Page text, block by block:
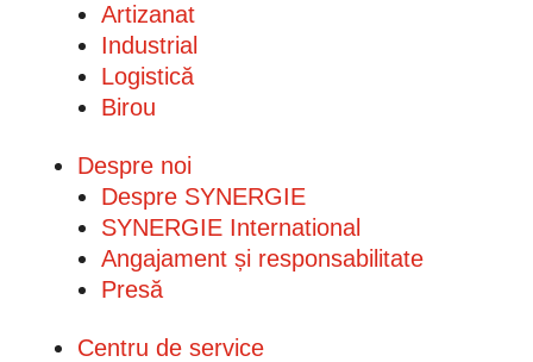
Artizanat
Industrial
Logistică
Birou
Despre noi
Despre SYNERGIE
SYNERGIE International
Angajament și responsabilitate
Presă
Centru de service